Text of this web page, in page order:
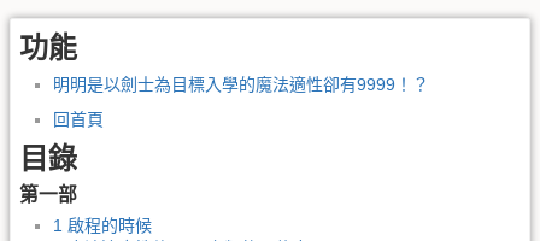
功能
明明是以劍士為目標入學的魔法適性卻有9999！？
回首頁
目錄
第一部
1 啟程的時候